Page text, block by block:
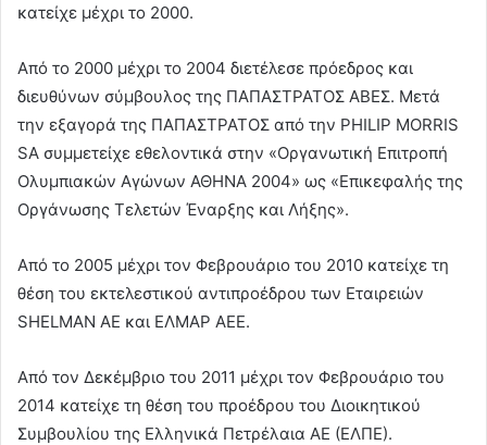
κατείχε μέχρι το 2000.
Από το 2000 μέχρι το 2004 διετέλεσε πρόεδρος και
διευθύνων σύμβουλος της ΠΑΠΑΣΤΡΑΤΟΣ ΑΒΕΣ. Μετά
την εξαγορά της ΠΑΠΑΣΤΡΑΤΟΣ από την PHILIP MORRIS
SA συμμετείχε εθελοντικά στην «Οργανωτική Επιτροπή
Ολυμπιακών Αγώνων ΑΘΗΝΑ 2004» ως «Επικεφαλής της
Οργάνωσης Τελετών Έναρξης και Λήξης».
Από το 2005 μέχρι τον Φεβρουάριο του 2010 κατείχε τη
θέση του εκτελεστικού αντιπροέδρου των Εταιρειών
SHELMAN ΑΕ και ΕΛΜΑΡ ΑΕΕ.
Από τον Δεκέμβριο του 2011 μέχρι τον Φεβρουάριο του
2014 κατείχε τη θέση του προέδρου του Διοικητικού
Συμβουλίου της Ελληνικά Πετρέλαια ΑΕ (ΕΛΠΕ).